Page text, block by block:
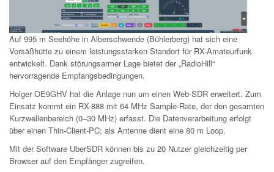
Auf 995 m Seehöhe in Alberschwende (Bühlerberg) hat sich eine
Vorsäßhütte zu einem leistungsstarken Standort für RX-Amateurfunk
entwickelt. Dank störungsarmer Lage bietet der „RadioHill“
hervorragende Empfangsbedingungen.
Holger OE9GHV hat die Anlage nun um einen Web-SDR erweitert. Zum
Einsatz kommt ein RX-888 mit 64 MHz Sample-Rate, der den gesamten
Kurzwellenbereich (0–30 MHz) erfasst. Die Datenverarbeitung erfolgt
über einen Thin-Client-PC; als Antenne dient eine 80 m Loop.
Mit der Software UberSDR können bis zu 20 Nutzer gleichzeitig per
Browser auf den Empfänger zugreifen.